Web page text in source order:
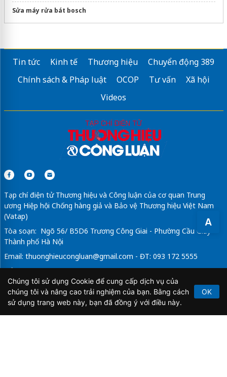
A
Sửa máy rửa bát bosch
Tin tức Kinh tế Thương hiệu
Chuyển động 389
Chính sách & Pháp luật
OCOP Tư vấn
Xã hội
Videos
Tạp chí điện tử Thương hiệu và Công luận của cơ quan Trung
ương Hiệp hội Chống hàng giả và Bảo vệ Thương hiệu Việt Nam
(Vatap)
Tòa soạn: Ngõ 56/ B5D6 Trương Công Giai - Phường Cầu Giấy -
Thành phố Hà Nội
Email: thuonghieucongluan@gmail.com - ĐT: 093 172 5555
Tổng Biên Tập: Vũ Đức Thuận
Giấy phép hoạt động báo chí điện tử số 64/GP-BTTTT do Bộ
Thông tin và Truyền thông cấp ngày 21/2/2020.
Chúng tôi sử dụng Cookie để cung cấp dịch vụ của
chúng tôi và nâng cao trải nghiệm của bạn. Bằng cách
sử dụng trang web này, bạn đã đồng ý với điều này.
OK